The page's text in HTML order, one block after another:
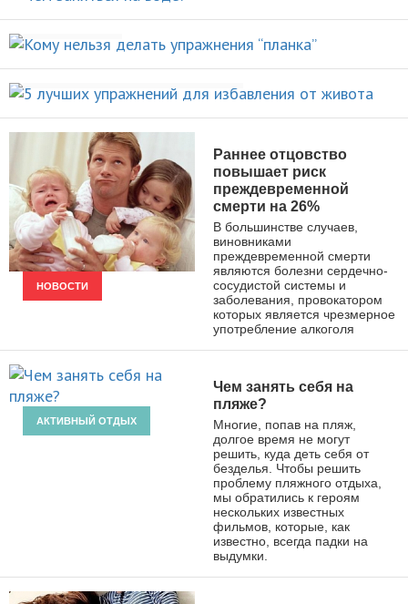
ВИДЫ СПОРТА
“планка”
НОВОСТИ
5 лучших упражнений для
избавления от живота
ПОХУДЕНИЕ
НОВОСТИ
Раннее отцовство
повышает риск
преждевременной
смерти на 26%
В большинстве случаев,
виновниками
преждевременной смерти
являются болезни сердечно-
сосудистой системы и
заболевания, провокатором
которых является чрезмерное
употребление алкоголя
АКТИВНЫЙ ОТДЫХ
Чем занять себя на
пляже?
Многие, попав на пляж,
долгое время не могут
решить, куда деть себя от
безделья. Чтобы решить
проблему пляжного отдыха,
мы обратились к героям
нескольких известных
фильмов, которые, как
известно, всегда падки на
выдумки.